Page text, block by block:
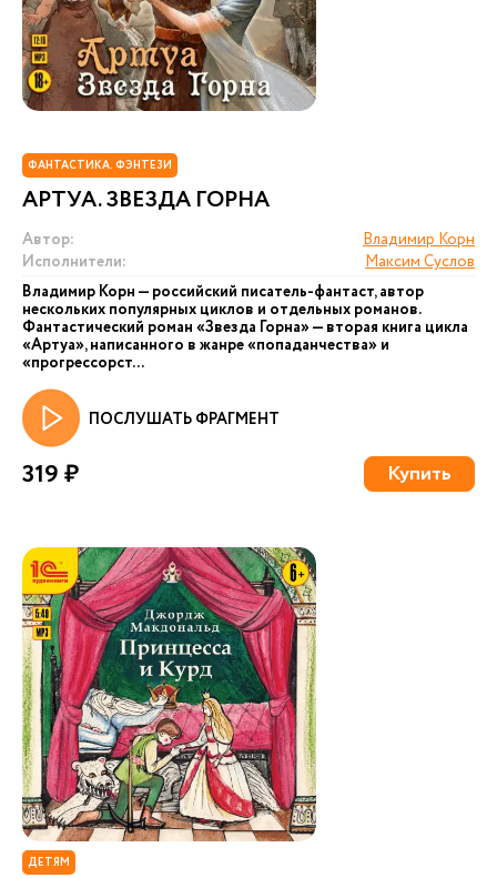
ФАНТАСТИКА. ФЭНТЕЗИ
АРТУА. ЗВЕЗДА ГОРНА
Автор:
Владимир Корн
Исполнители:
Максим Суслов
Владимир Корн — российский писатель-фантаст, автор
нескольких популярных циклов и отдельных романов.
Фантастический роман «Звезда Горна» — вторая книга цикла
«Артуа», написанного в жанре «попаданчества» и
«прогрессорст...
ПОСЛУШАТЬ ФРАГМЕНТ
319 ₽ Купить
ДЕТЯМ